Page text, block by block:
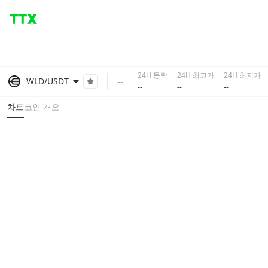
WLD/USDT --
24H 등락
--
24H 최고가
--
24H 최저가
--
차트 코인 개요